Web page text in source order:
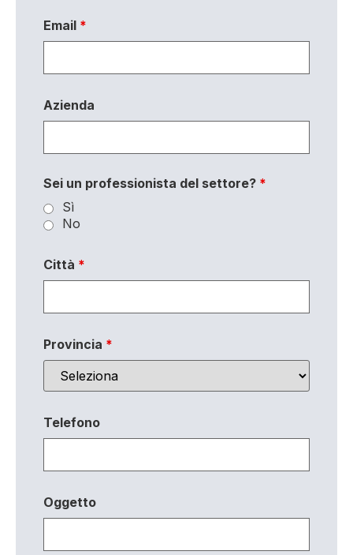
Email *
Azienda
Sei un professionista del settore? *
Sì
No
Città *
Provincia *
Telefono
Oggetto